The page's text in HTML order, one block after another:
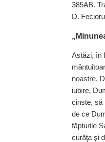
385AB.
D.
Astăzi, în
noastre.
iubire,
cinste, să
de ce
făpturile
curăţa şi